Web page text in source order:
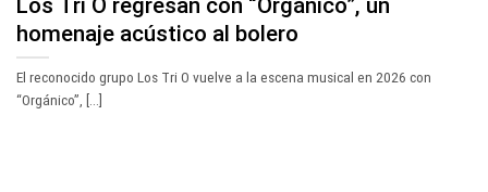
homenaje acústico al bolero
El reconocido grupo Los Tri O vuelve a la escena musical en 2026 con
“Orgánico”, [...]